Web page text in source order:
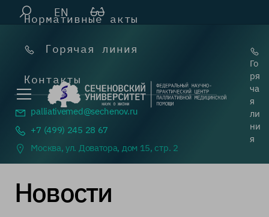
EN
Го
ря
ча
я
ли
ни
я
Нормативные акты
Горячая линия
Контакты
palliativemed@sechenov.ru
+7 (499) 245 28 67
Москва, ул. Доватора, дом 15, стр. 2
Новости